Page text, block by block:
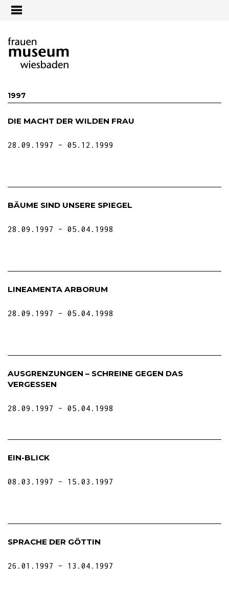
1997
DIE MACHT DER WILDEN FRAU
28.09.1997 05.12.1999
BÄUME SIND UNSERE SPIEGEL
28.09.1997 05.04.1998
LINEAMENTA ARBORUM
28.09.1997 05.04.1998
AUSGRENZUNGEN – SCHREINE GEGEN DAS
VERGESSEN
28.09.1997 05.04.1998
EIN-BLICK
08.03.1997 15.03.1997
SPRACHE DER GÖTTIN
26.01.1997 13.04.1997